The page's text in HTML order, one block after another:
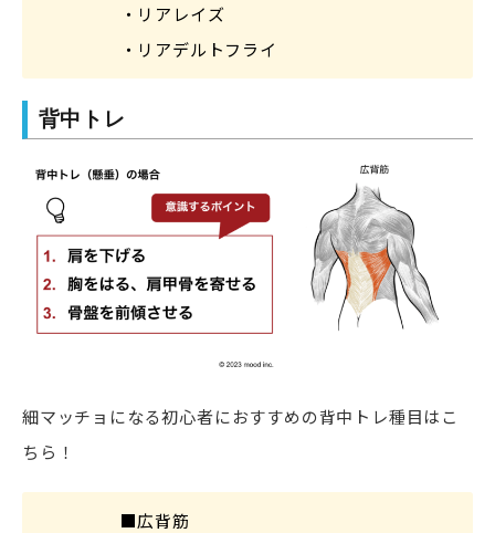
・リアレイズ
・リアデルトフライ
背中トレ
細マッチョになる初心者におすすめの背中トレ種目はこ
ちら！
■広背筋